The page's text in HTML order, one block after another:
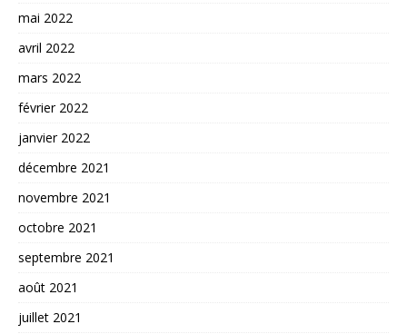
mai 2022
avril 2022
mars 2022
février 2022
janvier 2022
décembre 2021
novembre 2021
octobre 2021
septembre 2021
août 2021
juillet 2021